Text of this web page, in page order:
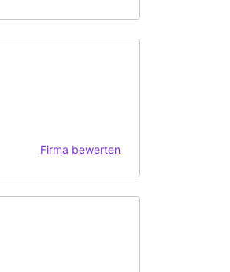
Firma bewerten